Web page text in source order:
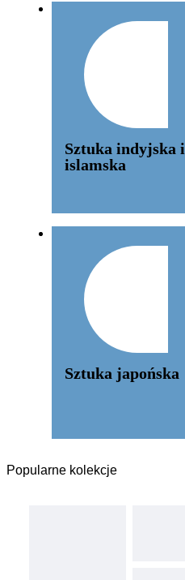
Sztuka indyjska i
islamska
Sztuka japońska
Popularne kolekcje